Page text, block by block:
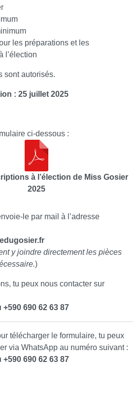
les préparations et les
l’élection
sont autorisés.
: 25 juillet 2025
ci-dessous :
à l’élection de Miss Gosier
2025
le par mail à l’adresse
y joindre directement les pièces
)
tu peux nous contacter sur
+590 690 62 63 87
télécharger le formulaire, tu peux
via WhatsApp au numéro suivant :
+590 690 62 63 87